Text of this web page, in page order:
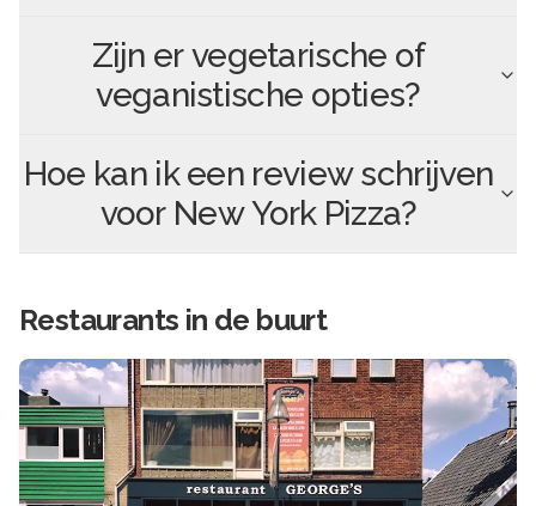
Zijn er vegetarische of
veganistische opties?
Hoe kan ik een review schrijven
voor New York Pizza?
Restaurants in de buurt